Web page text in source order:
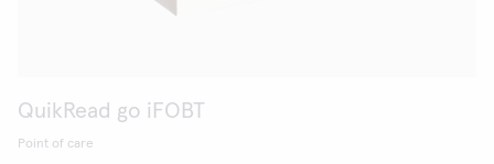
QuikRead go iFOBT
Point of care